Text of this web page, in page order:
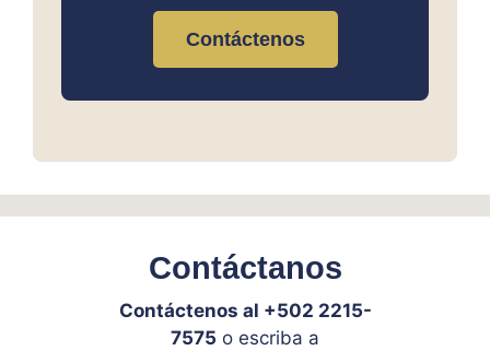
Contáctenos
Contáctanos
Contáctenos al +502 2215-
7575 o escriba a